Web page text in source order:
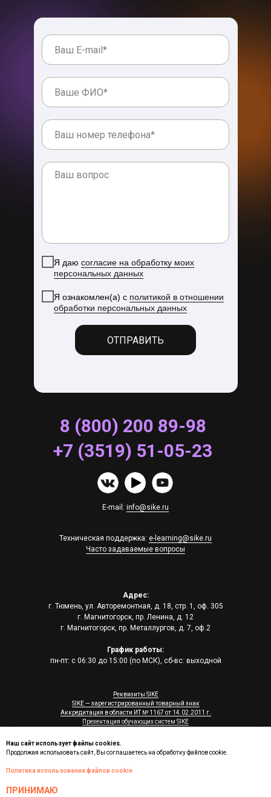
Наш сайт использует файлы cookies.
Продолжая использовать сайт, Вы соглашаетесь на обработку файлов cookie.
Политика использования файлов cookie
ПРИНИМАЮ
Я даю согласие на обработку моих
персональных данных
Я ознакомлен(а) с политикой в отношении
обработки персональных данных
ОТПРАВИТЬ
8 (800) 200 89-98
+7 (3519) 51-05-23
E-mail: info@sike.ru
Адрес:
г. Тюмень, ул. Авторемонтная, д. 18, стр. 1, оф. 305
г. Магнитогорск, пр. Ленина, д. 12
г. Магнитогорск, пр. Металлургов, д. 7, оф.2
График работы:
пн-пт: с 06:30 до 15:00 (по МСК), сб-вс: выходной
Реквизиты SIKE
SIKE — зарегистрированный товарный знак
Аккредитация в области ИТ № 1167 от 14.02.2011 г.
Презентация обучающих систем SIKE
© 2006 - 2026, SIKE
Техническая поддержка: e-learning@sike.ru
Часто задаваемые вопросы